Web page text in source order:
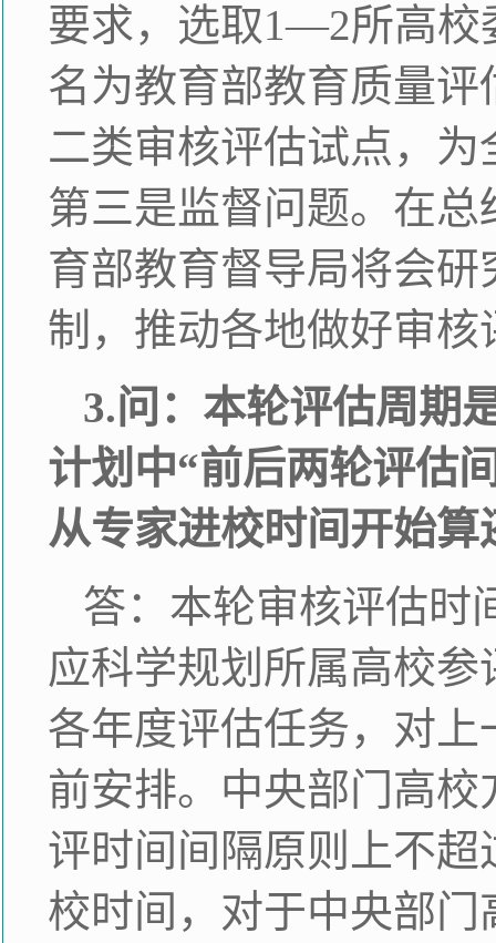
要求，选取1—2所高校
名为教育部教育质量
二类审核评估试点，
第三是监督问题。在
育部教育督导局将会
制，推动各地做好审核
3.问：本轮评估周期
计划中“前后两轮评估
从专家进校时间开始
答：本轮审核评估时
应科学规划所属高校
各年度评估任务，对
前安排。中央部门高
评时间间隔原则上不
校时间，对于中央部